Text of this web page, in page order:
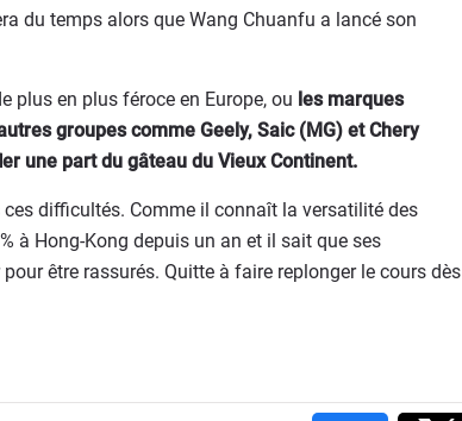
du temps alors que Wang Chuanfu a lancé son
plus en plus féroce en Europe, ou les marques
groupes comme Geely, Saic (MG) et Chery
une part du gâteau du Vieux Continent.
difficultés. Comme il connaît la versatilité des
à Hong-Kong depuis un an et il sait que ses
pour être rassurés. Quitte à faire replonger le cours dès